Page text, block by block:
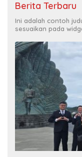
Berita Terbaru
Ini adalah contoh
sesuaikan pada